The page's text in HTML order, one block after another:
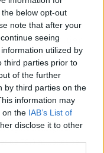
below opt-out
note that after your
seeing
utilized by
third parties prior to
of the further
by third parties on the
information may
on the IAB’s List of
disclose it to other
a los 73
No es solo
hay una mujer
de hotel y
Rodríguez,
de 73,3 millones de